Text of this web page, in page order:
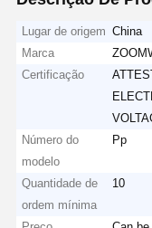
Lugar de origem China
Marca
Certificação
Número do
modelo
Pp
Quantidade de
ordem mínima
10